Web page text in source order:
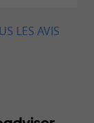
LES AVIS